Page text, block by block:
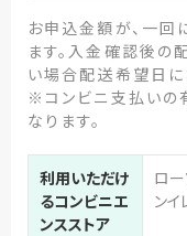
お申込金額が、一
ます。入金確認後の
い場合配送希望日に
※コンビニ支払いの
なります。
利用いただけ
るコンビニエ
ンスストア
ロー
ンイ